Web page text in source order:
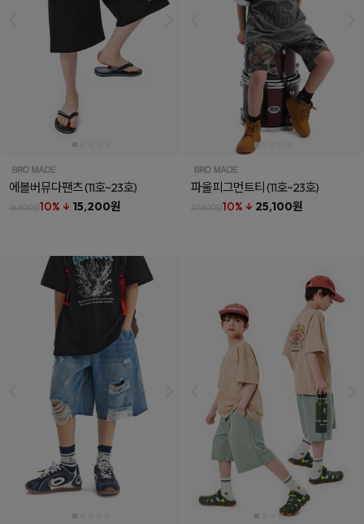
에볼버뮤다팬츠(11호~23호)
16,800원10% ↓ 15,200원
파울피그먼트티(11호~23호)
27,800원10% ↓ 25,100원